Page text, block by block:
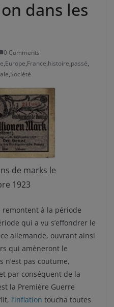
dans les
0 Comments
,Europe,France,histoire,passé,
,Société
de marks le
1923
remontent à la période
qui a vu s’effondrer le
allemande, ouvrant ainsi
qui amèneront le
n’est pas coutume,
par conséquent de la
la Première Guerre
l’inflation toucha toutes